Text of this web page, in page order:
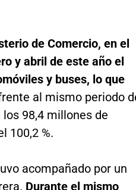
de Comercio, en el
y abril de este año el
y buses, lo que
al mismo periodo
98,4 millones de
100,2 %.
acompañado por un
Durante el mismo